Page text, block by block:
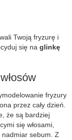
Twoją fryzurę i
się na glinkę
fryzury
przez cały dzień.
że są bardziej
się włosami,
sebum. Z